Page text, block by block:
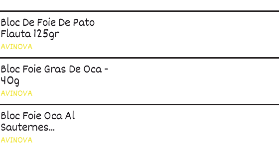
Bloc De Foie De Pato
Flauta 125gr
AVINOVA
Bloc Foie Gras De Oca -
40g
AVINOVA
Bloc Foie Oca Al
Sauternes...
AVINOVA